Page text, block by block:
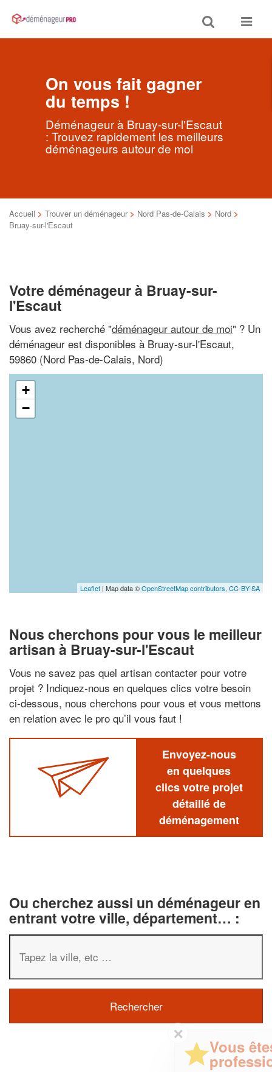
Toggle
search
Toggle
On vous fait gagner
du temps !
Déménageur à Bruay-sur-l'Escaut
: Trouvez rapidement les meilleurs
déménageurs autour de moi
Accueil > Trouver un déménageur > Nord Pas-de-Calais > Nord >
Bruay-sur-l'Escaut
Votre déménageur à Bruay-sur-
l'Escaut
Vous avez recherché "déménageur autour de moi" ? Un
déménageur est disponibles à Bruay-sur-l'Escaut,
59860 (Nord Pas-de-Calais, Nord)
+
−
Leaflet | Map data ©OpenStreetMap contributors, CC-BY-SA
Nous cherchons pour vous le meilleur
artisan à Bruay-sur-l'Escaut
Vous ne savez pas quel artisan contacter pour votre
projet ? Indiquez-nous en quelques clics votre besoin
ci-dessous, nous cherchons pour vous et vous mettons
en relation avec le pro qu’il vous faut !
Envoyez-nous
en quelques
clics votre projet
détaillé de
déménagement
Ou cherchez aussi un déménageur en
entrant votre ville, département… :
Vous êtes un
professionnel ?